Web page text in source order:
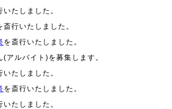
いたしました。
斎行いたしました。
を斎行いたしました。
(アルバイト)を募集します。
いたしました。
を斎行いたしました。
いたしました。